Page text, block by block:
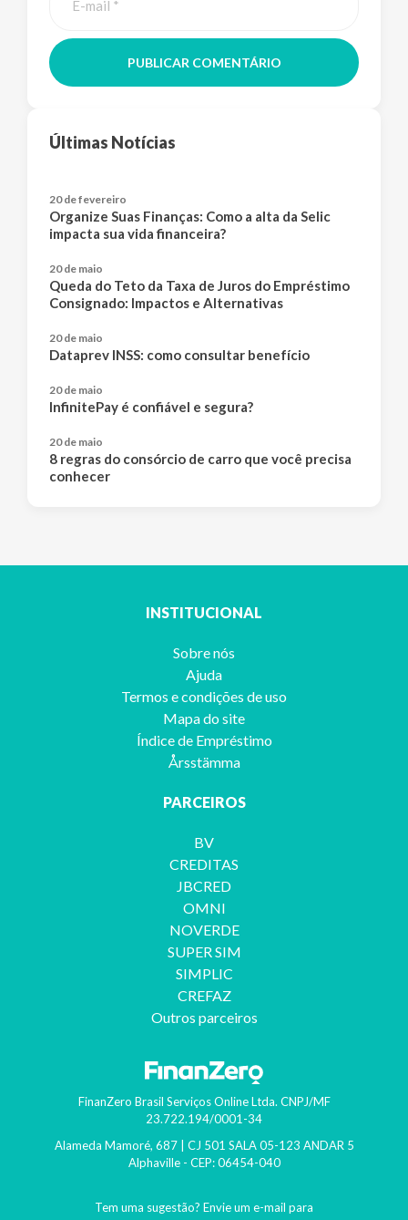
PUBLICAR COMENTÁRIO
Últimas Notícias
20 de fevereiro
Organize Suas Finanças: Como a alta da Selic
impacta sua vida financeira?
20 de maio
Queda do Teto da Taxa de Juros do Empréstimo
Consignado: Impactos e Alternativas
20 de maio
Dataprev INSS: como consultar benefício
20 de maio
InfinitePay é confiável e segura?
20 de maio
8 regras do consórcio de carro que você precisa
conhecer
INSTITUCIONAL
Sobre nós
Ajuda
Termos e condições de uso
Mapa do site
Índice de Empréstimo
Årsstämma
PARCEIROS
BV
CREDITAS
JBCRED
OMNI
NOVERDE
SUPER SIM
SIMPLIC
CREFAZ
Outros parceiros
FinanZero Brasil Serviços Online Ltda. CNPJ/MF
23.722.194/0001-34
Alameda Mamoré, 687 | CJ 501 SALA 05-123 ANDAR 5
Alphaville- CEP: 06454-040
Tem uma sugestão? Envie um e-mail para